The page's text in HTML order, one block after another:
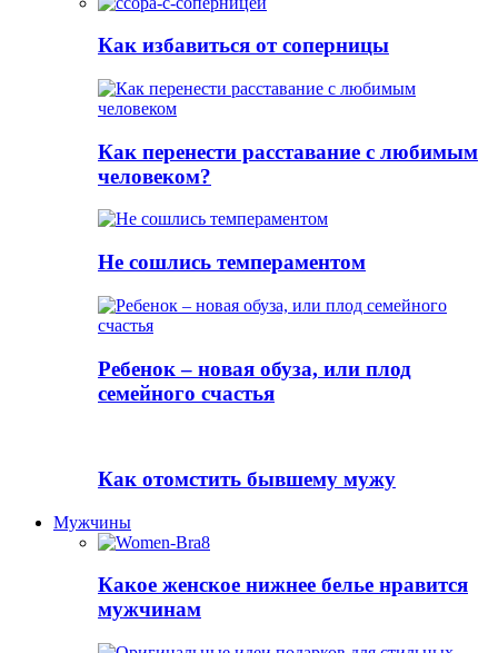
Как избавиться от соперницы
Как перенести расставание с любимым
человеком?
Не сошлись темпераментом
Ребенок – новая обуза, или плод
семейного счастья
Как отомстить бывшему мужу
Мужчины
Какое женское нижнее белье нравится
мужчинам